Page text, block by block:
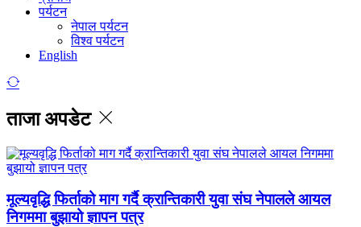
पर्यटन
नेपाल पर्यटन
विश्व पर्यटन
English
ताजा अपडेट
मूल्यवृद्धि फिर्ताको माग गर्दै क्रान्तिकारी युवा संघ नेपालले आयल
निगममा बुझायो ज्ञापन पत्र